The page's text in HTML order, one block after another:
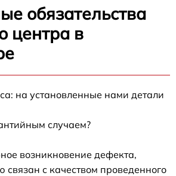
обязательства
центра в
на установленные нами детали
случаем?
возникновение дефекта,
с качеством проведенного